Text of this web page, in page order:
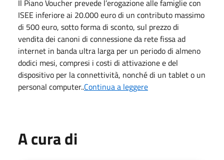
Il Piano Voucher prevede l’erogazione alle famiglie con
ISEE inferiore ai 20.000 euro di un contributo massimo
di 500 euro, sotto forma di sconto, sul prezzo di
vendita dei canoni di connessione da rete fissa ad
internet in banda ultra larga per un periodo di almeno
dodici mesi, compresi i costi di attivazione e del
dispositivo per la connettività, nonché di un tablet o un
personal computer..Continua a leggere
A cura di